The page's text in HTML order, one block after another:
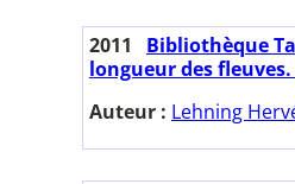
2011
Bibliothèque
longueur des fleuves.
Auteur : Lehning